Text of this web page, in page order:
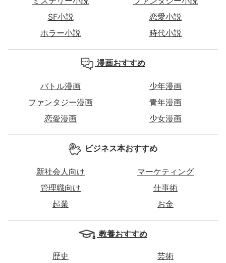
SF小説
恋愛小説
ホラー小説
時代小説
漫画おすすめ
バトル漫画
少年漫画
ファンタジー漫画
青年漫画
恋愛漫画
少女漫画
ビジネス本おすすめ
新社会人向け
マーケティング
管理職向け
仕事術
起業
お金
教養おすすめ
歴史
芸術